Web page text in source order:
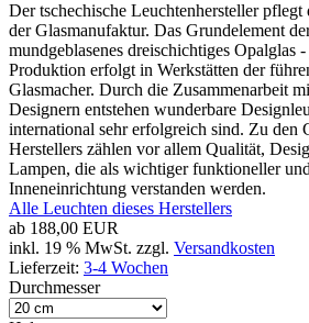
Der tschechische Leuchtenhersteller
der Glasmanufaktur. Das Grundelement
mundgeblasenes dreischichtiges Opalglas
Produktion erfolgt in Werkstätten der
Glasmacher. Durch die Zusammenarbeit
Designern entstehen wunderbare
international sehr erfolgreich sind. Zu den
Herstellers zählen vor allem Qualität,
Lampen, die als wichtiger funktioneller
Inneneinrichtung verstanden werden.
Alle Leuchten dieses Herstellers
ab 188,00 EUR
inkl. 19 % MwSt. zzgl. Versandkosten
Lieferzeit: 3-4 Wochen
Durchmesser